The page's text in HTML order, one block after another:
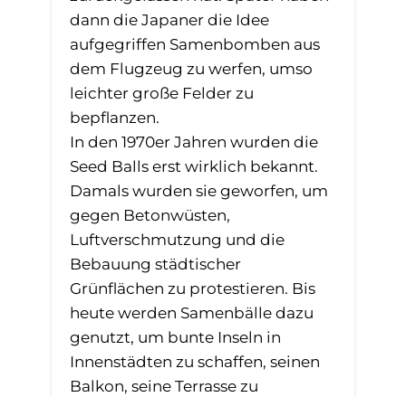
dann die Japaner die Idee
aufgegriffen Samenbomben aus
dem Flugzeug zu werfen, umso
leichter große Felder zu
bepflanzen.
In den 1970er Jahren wurden die
Seed Balls erst wirklich bekannt.
Damals wurden sie geworfen, um
gegen Betonwüsten,
Luftverschmutzung und die
Bebauung städtischer
Grünflächen zu protestieren. Bis
heute werden Samenbälle dazu
genutzt, um bunte Inseln in
Innenstädten zu schaffen, seinen
Balkon, seine Terrasse zu